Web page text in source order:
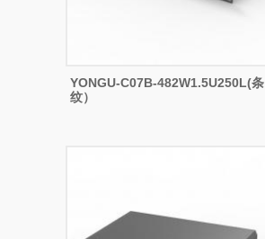
YONGU-C07B-482W1.5U250L(条
纹）